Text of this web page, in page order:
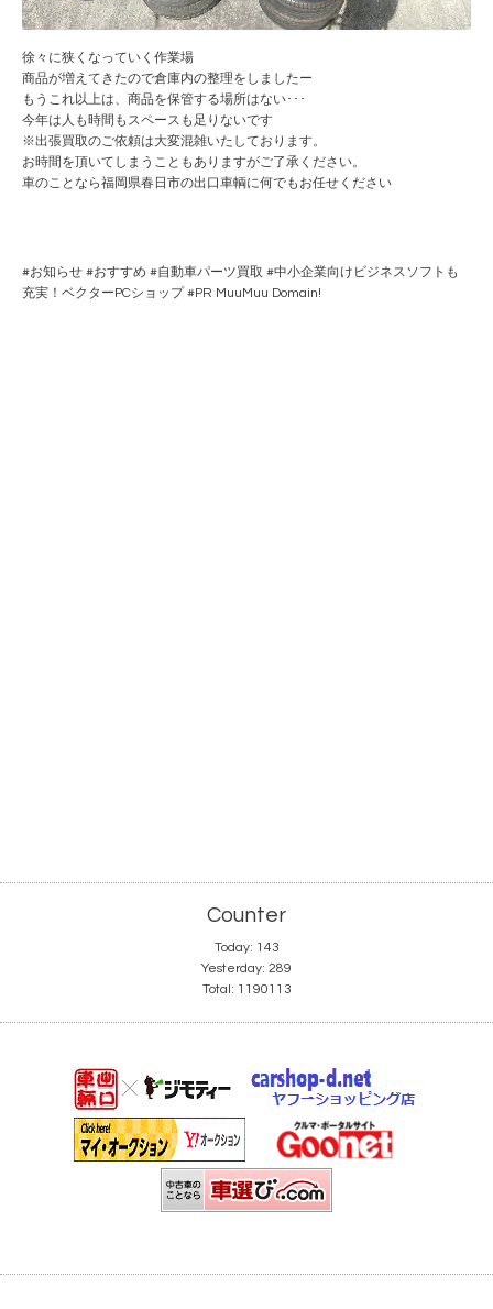
徐々に狭くなっていく作業場
商品が増えてきたので倉庫内の整理をしましたー
もうこれ以上は、商品を保管する場所はない･･･
今年は人も時間もスペースも足りないです
※出張買取のご依頼は大変混雑いたしております。
お時間を頂いてしまうこともありますがご了承ください。
車のことなら福岡県春日市の出口車輌に何でもお任せください
#お知らせ #おすすめ #自動車パーツ買取 #中小企業向けビジネスソフトも
充実！ベクターPCショップ #PR MuuMuu Domain!
Counter
Today: 143
Yesterday: 289
Total: 1190113